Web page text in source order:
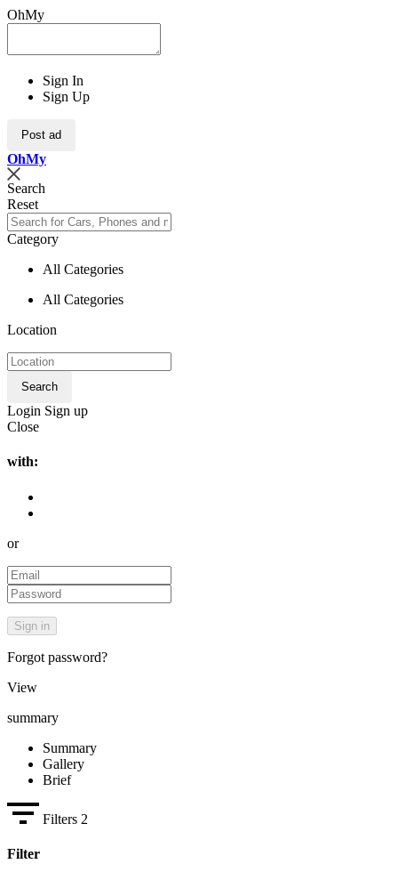
OhMy
Sign In
Sign Up
Post ad
OhMy
Search
Reset
Category
All Categories
All Categories
Location
Search
Login Sign up
Close
with:
or
Forgot password?
View
summary
Summary
Gallery
Brief
Filters 2
Filter